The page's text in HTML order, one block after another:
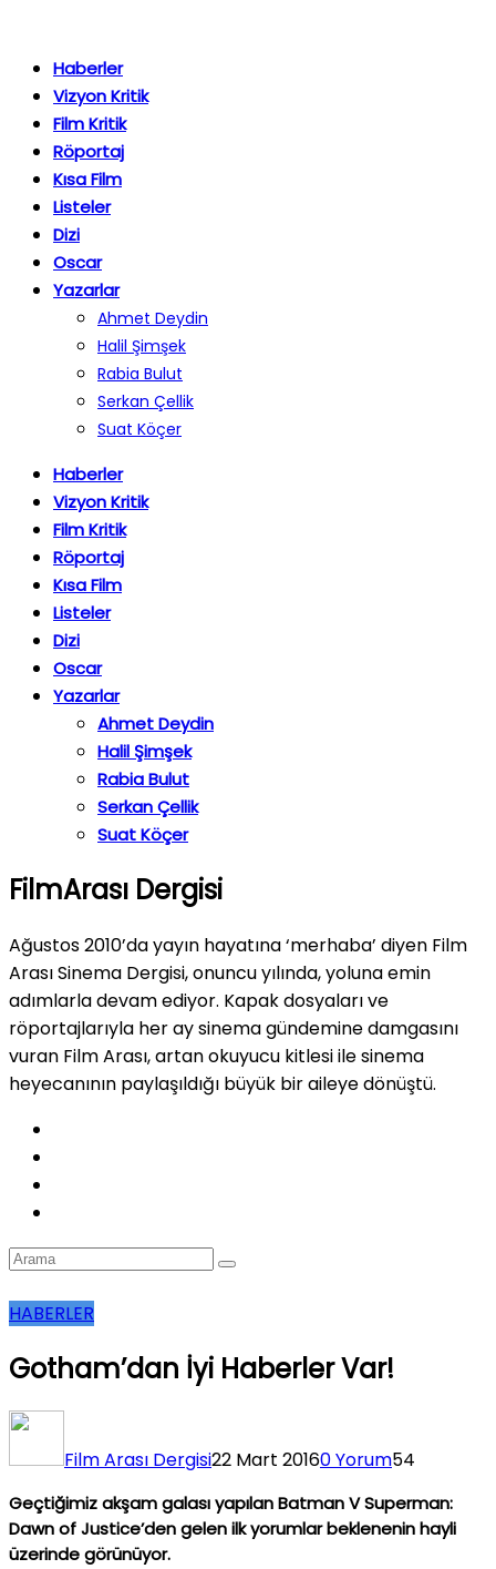
Haberler
Vizyon Kritik
Film Kritik
Röportaj
Kısa Film
Listeler
Dizi
Oscar
Yazarlar
Ahmet Deydin
Halil Şimşek
Rabia Bulut
Serkan Çellik
Suat Köçer
Haberler
Vizyon Kritik
Film Kritik
Röportaj
Kısa Film
Listeler
Dizi
Oscar
Yazarlar
Ahmet Deydin
Halil Şimşek
Rabia Bulut
Serkan Çellik
Suat Köçer
FilmArası Dergisi
Ağustos 2010’da yayın hayatına ‘merhaba’ diyen Film
Arası Sinema Dergisi, onuncu yılında, yoluna emin
adımlarla devam ediyor. Kapak dosyaları ve
röportajlarıyla her ay sinema gündemine damgasını
vuran Film Arası, artan okuyucu kitlesi ile sinema
heyecanının paylaşıldığı büyük bir aileye dönüştü.
HABERLER
Gotham’dan İyi Haberler Var!
Film Arası Dergisi22 Mart 20160 Yorum54
Geçtiğimiz akşam galası yapılan Batman V Superman:
Dawn of Justice’den gelen ilk yorumlar beklenenin hayli
üzerinde görünüyor.